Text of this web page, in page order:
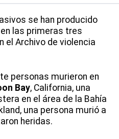
se han producido
las primeras tres
el Archivo de violencia
personas murieron en
Bay, California, una
en el área de la Bahía
una persona murió a
heridas.